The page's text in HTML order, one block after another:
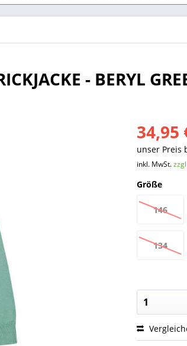
- BERYL
34,95
unser Preis
inkl. MwSt.
Größe
146
134